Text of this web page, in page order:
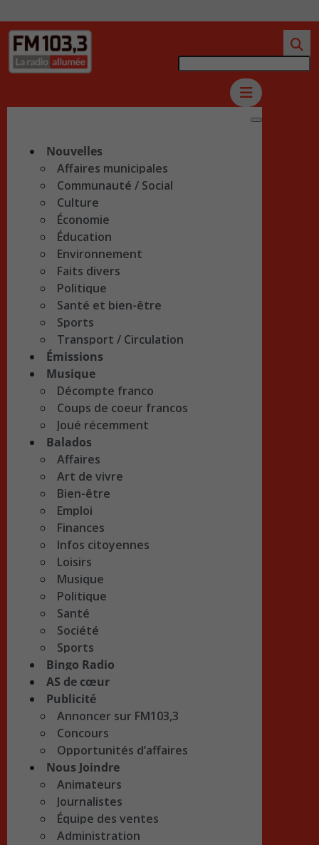
Nouvelles
Affaires municipales
Communauté / Social
Culture
Économie
Éducation
Environnement
Faits divers
Politique
Santé et bien-être
Sports
Transport / Circulation
Émissions
Musique
Décompte franco
Coups de coeur francos
Joué récemment
Balados
Affaires
Art de vivre
Bien-être
Emploi
Finances
Infos citoyennes
Loisirs
Musique
Politique
Santé
Société
Sports
Bingo Radio
AS de cœur
Publicité
Annoncer sur FM103,3
Concours
Opportunités d’affaires
Nous Joindre
Animateurs
Journalistes
Équipe des ventes
Administration